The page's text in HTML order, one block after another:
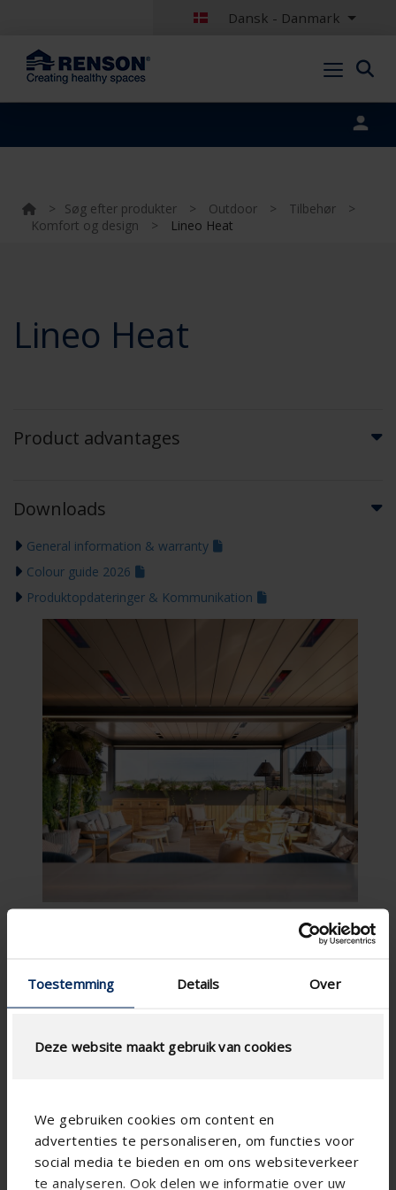
Toestemming Details Over
Deze website maakt gebruik van cookies
We gebruiken cookies om content en
advertenties te personaliseren, om functies voor
social media te bieden en om ons websiteverkeer
te analyseren. Ook delen we informatie over uw
Dansk - Danmark
> Søg efter produkter > Outdoor > Tilbehør
>
Komfort og design
> Lineo Heat
Lineo Heat
Product advantages
Downloads
General information & warranty
Colour guide 2026
Produktopdateringer & Kommunikation